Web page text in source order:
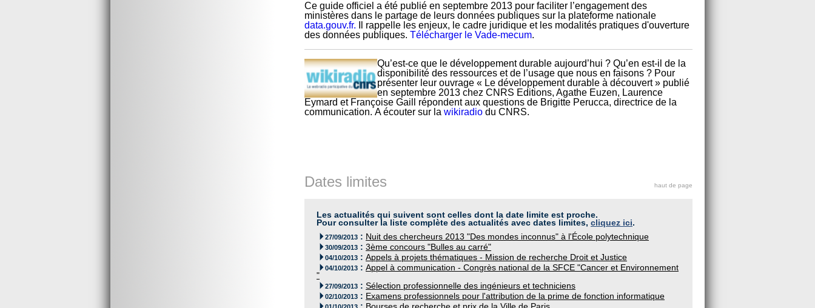
Ce guide officiel a été publié en septembre 2013 pour faciliter l’engagement des
ministères dans le partage de leurs données publiques sur la plateforme nationale
data.gouv.fr. Il rappelle les enjeux, le cadre juridique et les modalités pratiques d'ouverture
des données publiques. Télécharger le Vade-mecum.
Qu’est-ce que le développement durable aujourd’hui ? Qu’en est-il de la
disponibilité des ressources et de l’usage que nous en faisons ? Pour
présenter leur ouvrage « Le développement durable à découvert » publié
en septembre 2013 chez CNRS Editions, Agathe Euzen, Laurence
Eymard et Françoise Gaill répondent aux questions de Brigitte Perucca, directrice de la
communication. A écouter sur la wikiradio du CNRS.
Dates limites haut de page
Les actualités qui suivent sont celles dont la date limite est proche.
Pour consulter la liste complète des actualités avec dates limites, cliquez ici.
27/09/2013 : Nuit des chercheurs 2013 "Des mondes inconnus" à l'École polytechnique
30/09/2013 : 3ème concours "Bulles au carré"
04/10/2013 : Appels à projets thématiques - Mission de recherche Droit et Justice
04/10/2013 : Appel à communication - Congrès national de la SFCE "Cancer et Environnement
"
27/09/2013 : Sélection professionnelle des ingénieurs et techniciens
02/10/2013 : Examens professionnels pour l'attribution de la prime de fonction informatique
